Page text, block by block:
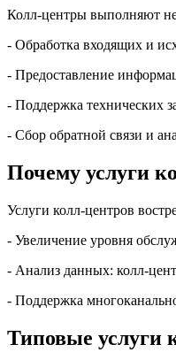
Колл-центры выполняют
- Обработка входящих и
- Предоставление
- Поддержка технических
- Сбор обратной связи и
Почему услуги
Услуги колл-центров
- Увеличение уровня
- Анализ данных: колл-
- Поддержка
Типовые услуги